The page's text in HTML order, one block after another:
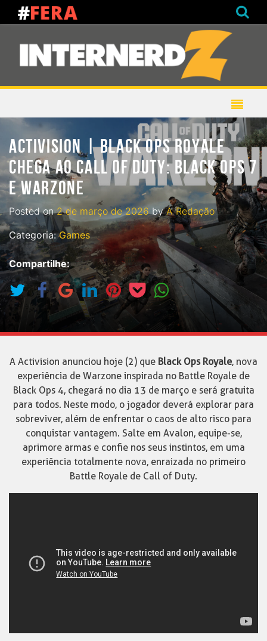
ACTIVISION | BLACK OPS ROYALE
CHEGA AO CALL OF DUTY: BLACK OPS 7
E WARZONE
Posted on2 de março de 2026byA Redação
Categoria:Games
Compartilhe:
A Activision anunciou hoje (2) que Black Ops Royale, nova
experiência de Warzone inspirada no Battle Royale de
Black Ops 4, chegará no dia 13 de março e será gratuita
para todos. Neste modo, o jogador deverá explorar para
sobreviver, além de enfrentar o caos de alto risco para
conquistar vantagem. Salte em Avalon, equipe-se,
aprimore armas e confie nos seus instintos, em uma
experiência totalmente nova, enraizada no primeiro
Battle Royale de Call of Duty.